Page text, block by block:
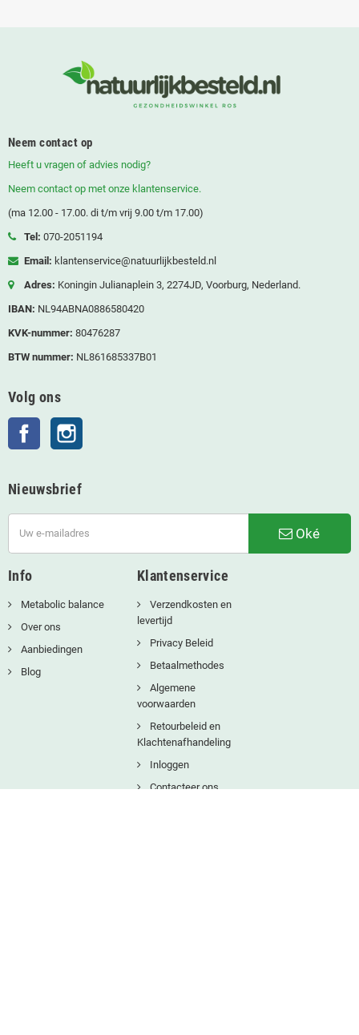
Neem contact op
Heeft u vragen of advies nodig?
Neem contact op met onze klantenservice.
(ma 12.00 - 17.00. di t/m vrij 9.00 t/m 17.00)
Tel: 070-2051194
Email: klantenservice@natuurlijkbesteld.nl
Adres: Koningin Julianaplein 3, 2274JD, Voorburg, Nederland.
IBAN: NL94ABNA0886580420
KVK-nummer: 80476287
BTW nummer: NL861685337B01
Volg ons
Facebook
Nieuwsbrief
Oké
Info
Metabolic balance
Over ons
Aanbiedingen
Blog
Klantenservice
Verzendkosten en
levertijd
Privacy Beleid
Betaalmethodes
Algemene
voorwaarden
Retourbeleid en
Klachtenafhandeling
Inloggen
Contacteer ons